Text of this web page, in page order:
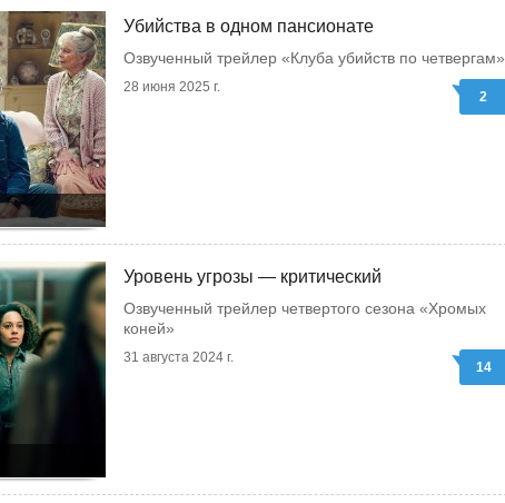
Убийства в одном пансионате
Озвученный трейлер «Клуба убийств по четвергам»
28 июня 2025 г.
2
Уровень угрозы — критический
Озвученный трейлер четвертого сезона «Хромых
коней»
31 августа 2024 г.
14